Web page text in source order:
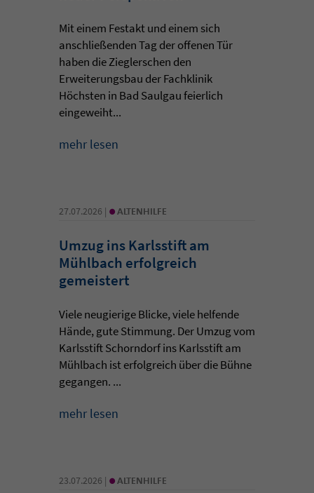
Mit einem Festakt und einem sich
anschließenden Tag der offenen Tür
haben die Zieglerschen den
Erweiterungsbau der Fachklinik
Höchsten in Bad Saulgau feierlich
eingeweiht...
mehr lesen
27.07.2026 | • ALTENHILFE
Umzug ins Karlsstift am
Mühlbach erfolgreich
gemeistert
Viele neugierige Blicke, viele helfende
Hände, gute Stimmung. Der Umzug vom
Karlsstift Schorndorf ins Karlsstift am
Mühlbach ist erfolgreich über die Bühne
gegangen. ...
mehr lesen
23.07.2026 | • ALTENHILFE